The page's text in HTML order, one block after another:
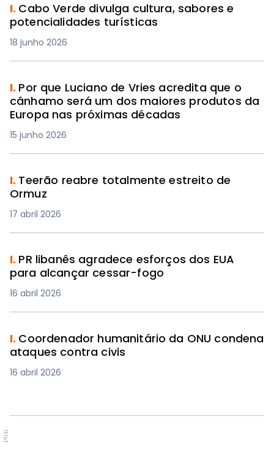
I. Cabo Verde divulga cultura, sabores e
potencialidades turísticas
18 junho 2026
I. Por que Luciano de Vries acredita que o
cânhamo será um dos maiores produtos da
Europa nas próximas décadas
15 junho 2026
I. Teerão reabre totalmente estreito de
Ormuz
17 abril 2026
I. PR libanês agradece esforços dos EUA
para alcançar cessar-fogo
16 abril 2026
I. Coordenador humanitário da ONU condena
ataques contra civis
16 abril 2026
PUB.